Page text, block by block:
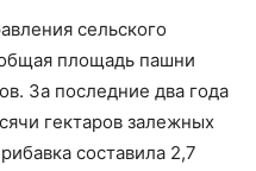
сельского
площадь пашни
За последние два года
гектаров залежных
составила 2,7